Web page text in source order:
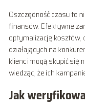
Oszczędność czasu to
finansów. Efektywne
optymalizację
działających na
klienci mogą skupić się
wiedząc, że ich
Jak